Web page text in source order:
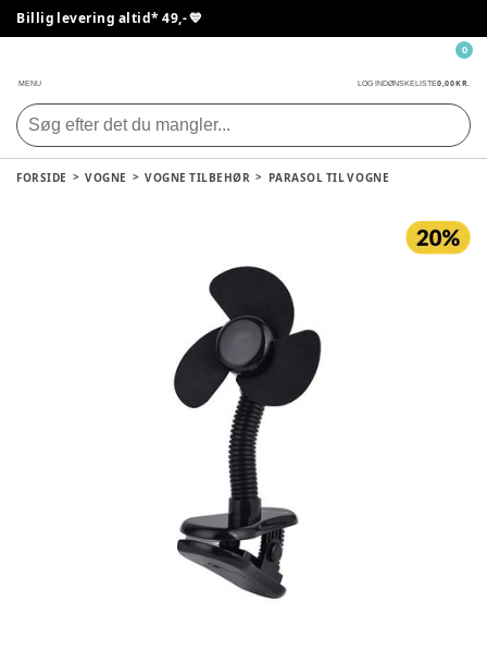
Billig levering altid* 49,- 💙
MENU LOG INDØNSKELISTE0,00 KR.
0
FORSIDE VOGNE VOGNE TILBEHØR PARASOL TIL VOGNE